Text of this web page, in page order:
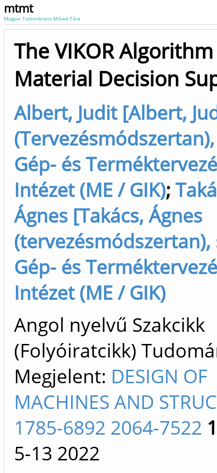
mtmt
Magyar Tudományos Művek Tára
The VIKOR
Material Decision
Albert, Judit [Albert,
Gép- és
Intézet (ME / GIK);
Ágnes [Takács, Ágnes
(tervezésmódszertan),
Gép- és
Intézet (ME / GIK)
Angol nyelvű Szakcikk
(Folyóiratcikk)
Megjelent: DESIGN OF
MACHINES AND
1785-6892 2064-7522
5-13 2022